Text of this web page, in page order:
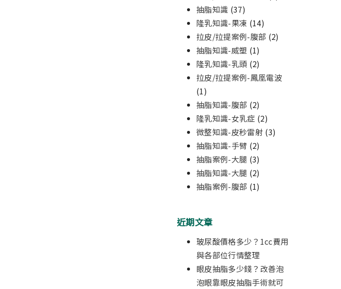
抽脂知識 (37)
隆乳知識-果凍 (14)
拉皮/拉提案例-腹部 (2)
抽脂知識-威塑 (1)
隆乳知識-乳頭 (2)
拉皮/拉提案例-鳳凰電波
(1)
抽脂知識-腹部 (2)
隆乳知識-女乳症 (2)
微整知識-皮秒雷射 (3)
抽脂知識-手臂 (2)
抽脂案例-大腿 (3)
抽脂知識-大腿 (2)
抽脂案例-腹部 (1)
近期文章
玻尿酸價格多少？1cc費用
與各部位行情整理
眼皮抽脂多少錢？改善泡
泡眼靠眼皮抽脂手術就可